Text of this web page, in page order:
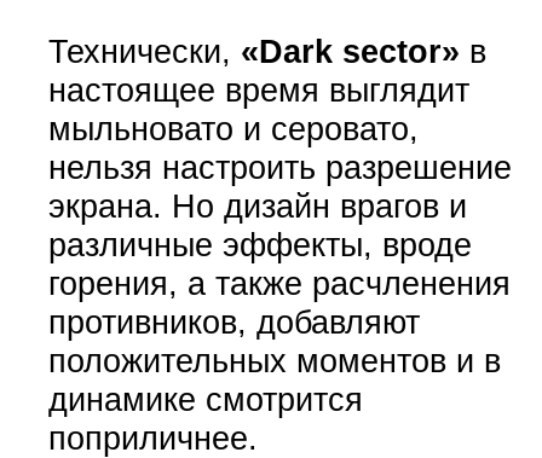
Технически, «Dark sector» в
настоящее время выглядит
мыльновато и серовато,
нельзя настроить разрешение
экрана. Но дизайн врагов и
различные эффекты, вроде
горения, а также расчленения
противников, добавляют
положительных моментов и в
динамике смотрится
поприличнее.